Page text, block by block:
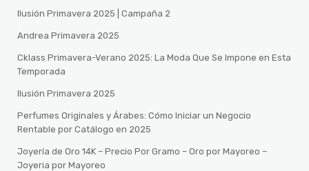
Ilusión Primavera 2025 | Campaña 2
Andrea Primavera 2025
Cklass Primavera-Verano 2025: La Moda Que Se Impone en Esta
Temporada
Ilusión Primavera 2025
Perfumes Originales y Árabes: Cómo Iniciar un Negocio
Rentable por Catálogo en 2025
Joyería de Oro 14K – Precio Por Gramo – Oro por Mayoreo –
Joyeria por Mayoreo